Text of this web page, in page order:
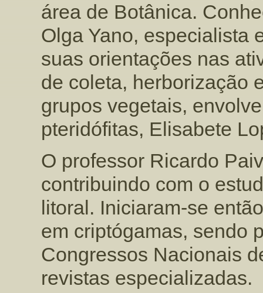
área de Botânica.
Olga Yano, especialista
suas orientações nas
de coleta, herborização
grupos vegetais,
pteridófitas, Elisabete
O professor Ricardo
contribuindo com o
litoral. Iniciaram-se
em criptógamas, sendo
Congressos Nacionais
revistas especializadas.